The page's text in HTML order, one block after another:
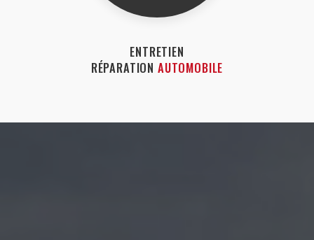
ENTRETIEN
RÉPARATION AUTOMOBILE